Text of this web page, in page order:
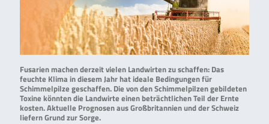
Fusarien machen derzeit vielen Landwirten zu schaffen: Das
feuchte Klima in diesem Jahr hat ideale Bedingungen für
Schimmelpilze geschaffen. Die von den Schimmelpilzen gebildeten
Toxine könnten die Landwirte einen beträchtlichen Teil der Ernte
kosten. Aktuelle Prognosen aus Großbritannien und der Schweiz
liefern Grund zur Sorge.